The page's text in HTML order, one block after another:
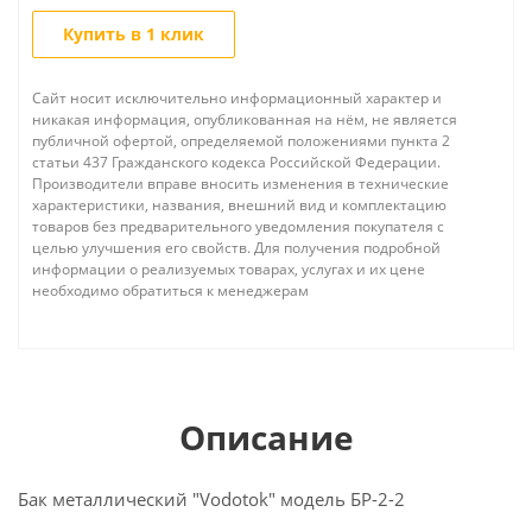
Купить в 1 клик
Сайт носит исключительно информационный характер и
никакая информация, опубликованная на нём, не является
публичной офертой, определяемой положениями пункта 2
статьи 437 Гражданского кодекса Российской Федерации.
Производители вправе вносить изменения в технические
характеристики, названия, внешний вид и комплектацию
товаров без предварительного уведомления покупателя с
целью улучшения его свойств. Для получения подробной
информации о реализуемых товарах, услугах и их цене
необходимо обратиться к менеджерам
Описание
Бак металлический "Vodotok" модель БР-2-2